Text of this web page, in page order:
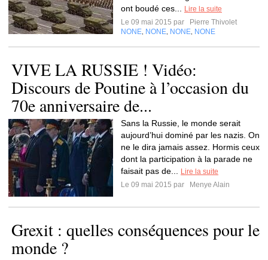
ont boudé ces...
Lire la suite
Le 09 mai 2015 par
Pierre Thivolet
NONE NONE NONE NONE
VIVE LA RUSSIE ! Vidéo:
Discours de Poutine à l’occasion du
70e anniversaire de...
Sans la Russie, le monde serait
aujourd’hui dominé par les nazis. On
ne le dira jamais assez. Hormis ceux
dont la participation à la parade ne
faisait pas de...
Lire la suite
Le 09 mai 2015 par
Menye Alain
Grexit : quelles conséquences pour le
monde ?